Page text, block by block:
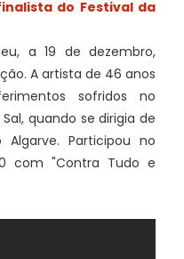
do Festival da
a 19 de dezembro,
A artista de 46 anos
sofridos no
quando se dirigia de
Participou no
com "Contra Tudo e